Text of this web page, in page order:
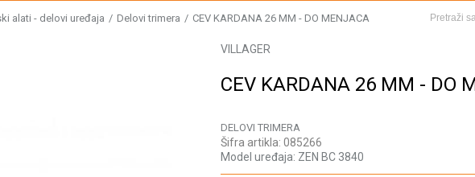
Pretraži
alati - delovi uređaja Delovi trimera CEV KARDANA 26 MM - DO MENJACA
VILLAGER
CEV KARDANA 26 MM - DO
DELOVI TRIMERA
Šifra artikla: 085266
Model uređaja: ZEN BC 3840